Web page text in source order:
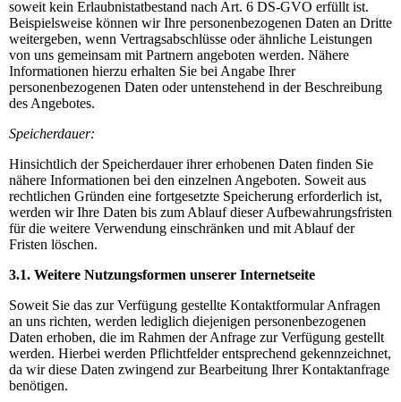
soweit kein Erlaubnistatbestand nach Art. 6 DS-GVO erfüllt ist.
Beispielsweise können wir Ihre personenbezogenen Daten an Dritte
weitergeben, wenn Vertragsabschlüsse oder ähnliche Leistungen
von uns gemeinsam mit Partnern angeboten werden. Nähere
Informationen hierzu erhalten Sie bei Angabe Ihrer
personenbezogenen Daten oder untenstehend in der Beschreibung
des Angebotes.
Speicherdauer:
Hinsichtlich der Speicherdauer ihrer erhobenen Daten finden Sie
nähere Informationen bei den einzelnen Angeboten. Soweit aus
rechtlichen Gründen eine fortgesetzte Speicherung erforderlich ist,
werden wir Ihre Daten bis zum Ablauf dieser Aufbewahrungsfristen
für die weitere Verwendung einschränken und mit Ablauf der
Fristen löschen.
3.1. Weitere Nutzungsformen unserer Internetseite
Soweit Sie das zur Verfügung gestellte Kontaktformular Anfragen
an uns richten, werden lediglich diejenigen personenbezogenen
Daten erhoben, die im Rahmen der Anfrage zur Verfügung gestellt
werden. Hierbei werden Pflichtfelder entsprechend gekennzeichnet,
da wir diese Daten zwingend zur Bearbeitung Ihrer Kontaktanfrage
benötigen.